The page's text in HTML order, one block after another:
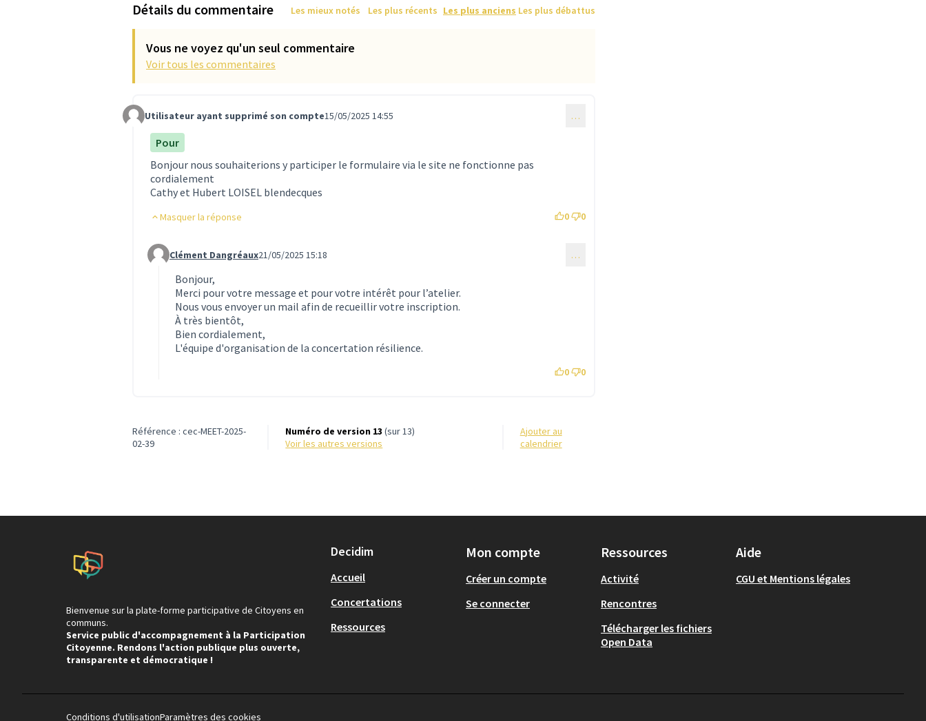
Détails du commentaire Les mieux notés Les plus récents Les plus anciens Les plus débattus
Vous ne voyez qu'un seul commentaire
Voir tous les commentaires
Commentaire 192
Utilisateur ayant supprimé son compte15/05/2025 14:55 …
Pour
Bonjour nous souhaiterions y participer le formulaire via le site ne fonctionne pas
cordialement
Cathy et Hubert LOISEL blendecques
Masquer la réponse 0 0
Commentaire 198 (réponse au commentaire 192)
Clément Dangréaux21/05/2025 15:18 …
Bonjour,
Merci pour votre message et pour votre intérêt pour l’atelier.
Nous vous envoyer un mail afin de recueillir votre inscription.
À très bientôt,
Bien cordialement,
L'équipe d'organisation de la concertation résilience.
0 0
Référence : cec-MEET-2025-
02-39
Numéro de version 13 (sur 13)
voir les autres versions
Ajouter au
calendrier
Bienvenue sur la plate-forme participative de Citoyens en
communs.
Service public d'accompagnement à la Participation
Citoyenne. Rendons l'action publique plus ouverte,
transparente et démocratique !
Decidim
Accueil
Concertations
Ressources
Mon compte
Créer un compte
Se connecter
Ressources
Activité
Rencontres
Télécharger les fichiers
Open Data
Aide
CGU et Mentions légales
Conditions d'utilisationParamètres des cookies